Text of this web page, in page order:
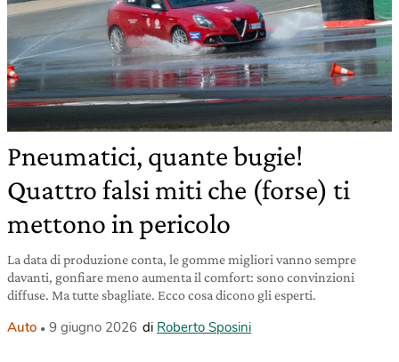
Pneumatici, quante bugie!
Quattro falsi miti che (forse) ti
mettono in pericolo
La data di produzione conta, le gomme migliori vanno sempre
davanti, gonfiare meno aumenta il comfort: sono convinzioni
diffuse. Ma tutte sbagliate. Ecco cosa dicono gli esperti.
Auto 9 giugno 2026 di Roberto Sposini